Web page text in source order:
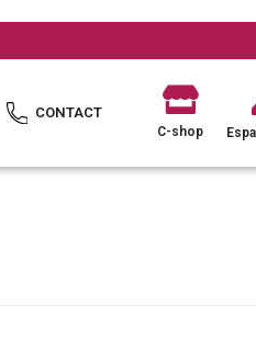
CONTACT
C-shop